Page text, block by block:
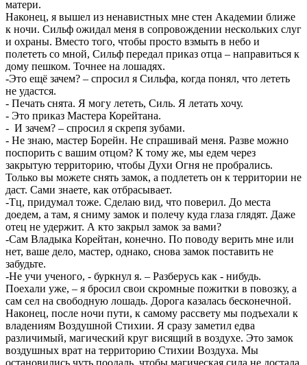
матери.
Наконец, я вышел из ненавистных мне стен Академии ближе
к ночи. Сильф ожидал меня в сопровождении нескольких слуг
и охраны. Вместо того, чтобы просто взмыть в небо и
полететь со мной, Сильф передал приказ отца – направиться к
дому пешком. Точнее на лошадях.
-Это ещё зачем? – спросил я Сильфа, когда понял, что лететь
не удастся.
- Печать снята. Я могу лететь, Силь. Я летать хочу.
- Это приказ Мастера Корейтана.
- И зачем? – спросил я скрепя зубами.
- Не знаю, мастер Борейн. Не спрашивай меня. Разве можно
поспорить с вашим отцом? К тому же, мы едем через
закрытую территорию, чтобы Духи Огня не пробрались.
Только вы можете снять замок, а подлететь он к территории не
даст. Сами знаете, как отбрасывает.
-Тц, придумал тоже. Сделаю вид, что поверил. До места
доедем, а там, я сниму замок и полечу куда глаза глядят. Даже
отец не удержит. А кто закрыл замок за вами?
-Сам Владыка Корейтан, конечно. По поводу верить мне или
нет, ваше дело, мастер, однако, снова замок поставить не
забудьте.
-Не учи ученого, - буркнул я. – Разберусь как - нибудь.
Поехали уже, – я бросил свои скромные пожитки в повозку, а
сам сел на свободную лошадь. Дорога казалась бесконечной.
Наконец, после ночи пути, к самому рассвету мы подъехали к
владениям Воздушной Стихии. Я сразу заметил едва
различимый, магический круг висящий в воздухе. Это замок
воздушных врат на территорию Стихии Воздуха. Мы
остановились чуть поодаль, чтобы магическая сила не достала